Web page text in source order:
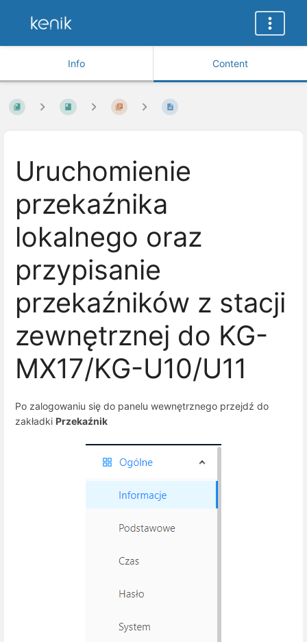
Info Content
Uruchomienie
przekaźnika
lokalnego oraz
przypisanie
przekaźników z stacji
zewnętrznej do KG-
MX17/KG-U10/U11
Po zalogowaniu się do panelu wewnętrznego przejdź do
zakładki Przekaźnik